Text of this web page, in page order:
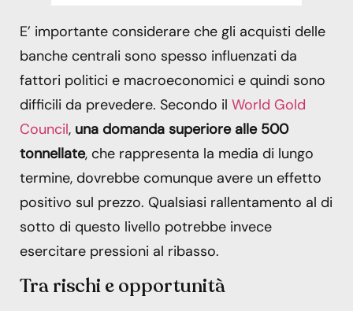
E’ importante considerare che gli acquisti delle
banche centrali sono spesso influenzati da
fattori politici e macroeconomici e quindi sono
difficili da prevedere. Secondo il World Gold
Council, una domanda superiore alle 500
tonnellate, che rappresenta la media di lungo
termine, dovrebbe comunque avere un effetto
positivo sul prezzo. Qualsiasi rallentamento al di
sotto di questo livello potrebbe invece
esercitare pressioni al ribasso.
Tra rischi e opportunità